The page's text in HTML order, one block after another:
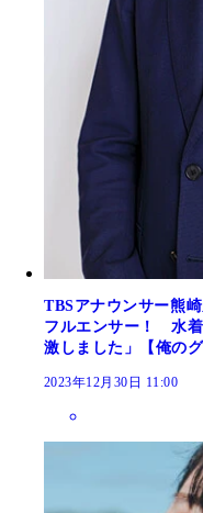
TBSアナウンサー熊
フルエンサー！ 水着
激しました」【俺の
2023年12月30日 11:00